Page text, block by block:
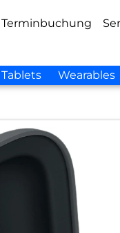
Terminbuchung
Tablets Wearables